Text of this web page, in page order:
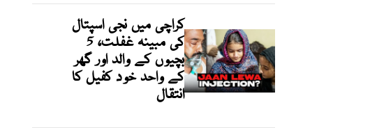
کراچی میں نجی اسپتال
کی مبینہ غفلت، 5
بچیوں کے والد اور گھر
کے واحد خود کفیل کا
انتقال